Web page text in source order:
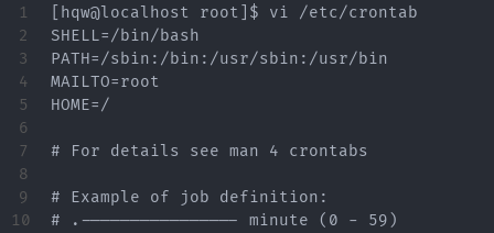
1
2
3
4
5
6
7
8
9
10
[hqw@localhost root]$ vi /etc/crontab
SHELL=/bin/bash
PATH=/sbin:/bin:/usr/sbin:/usr/bin
MAILTO=root
HOME=/
# For details see man 4 crontabs
# Example of job definition:
# .---------------- minute (0 - 59)